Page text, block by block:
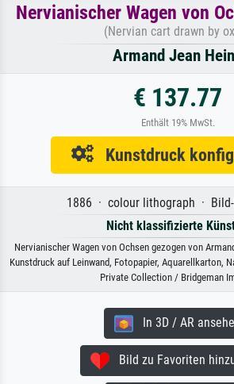
Nervianischer Wagen von
(Nervian cart drawn by
Armand Jean
€ 137.77
Enthält 19% MwSt.
Kunstdruck
1886 · colour lithograph ·
Nicht klassifizierte
Nervianischer Wagen von Ochsen gezogen von
Kunstdruck auf Leinwand, Fotopapier, Aquarellkarton,
Private Collection / Bridgeman
In 3D / AR
Bild zu Favoriten